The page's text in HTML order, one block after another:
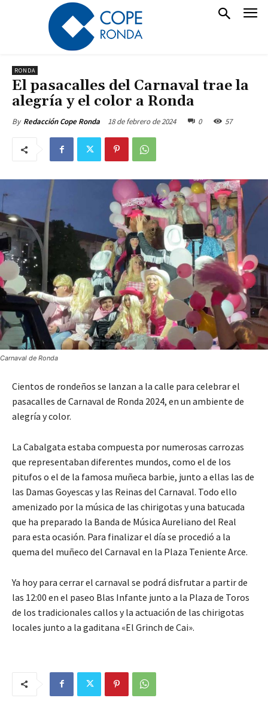
RONDA
El pasacalles del Carnaval trae la
alegría y el color a Ronda
By Redacción Cope Ronda 18 de febrero de 2024 0 57
Carnaval de Ronda
Cientos de rondeños se lanzan a la calle para celebrar el
pasacalles de Carnaval de Ronda 2024, en un ambiente de
alegría y color.
La Cabalgata estaba compuesta por numerosas carrozas
que representaban diferentes mundos, como el de los
pitufos o el de la famosa muñeca barbie, junto a ellas las de
las Damas Goyescas y las Reinas del Carnaval. Todo ello
amenizado por la música de las chirigotas y una batucada
que ha preparado la Banda de Música Aureliano del Real
para esta ocasión. Para finalizar el día se procedió a la
quema del muñeco del Carnaval en la Plaza Teniente Arce.
Ya hoy para cerrar el carnaval se podrá disfrutar a partir de
las 12:00 en el paseo Blas Infante junto a la Plaza de Toros
de los tradicionales callos y la actuación de las chirigotas
locales junto a la gaditana «El Grinch de Cai».